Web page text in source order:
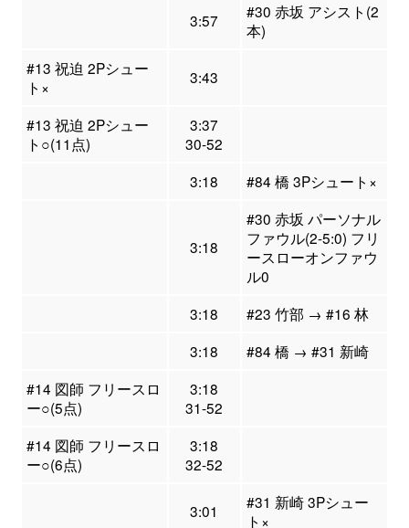
3:57
#30 赤坂 アシスト(2
本)
#13 祝迫 2Pシュー
ト×
3:43
#13 祝迫 2Pシュー
ト○(11点)
3:37
30-52
3:18
#84 橋 3Pシュート×
3:18
#30 赤坂 パーソナル
ファウル(2-5:0) フリ
ースローオンファウ
ル0
3:18
#23 竹部 → #16 林
3:18
#84 橋 → #31 新崎
#14 図師 フリースロ
ー○(5点)
3:18
31-52
#14 図師 フリースロ
ー○(6点)
3:18
32-52
3:01
#31 新崎 3Pシュー
ト×